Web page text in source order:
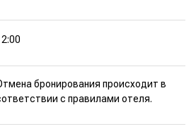
бронирования происходит в
с правилами отеля.